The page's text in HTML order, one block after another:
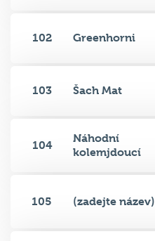
102 Greenhorni
103 Šach Mat
104
Náhodní
kolemjdoucí
105 (zadejte název)